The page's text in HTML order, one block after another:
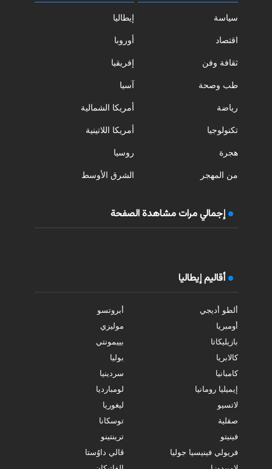
سياسة
اقتصاد
ثقافة وفن
طب وصحة
رياضة
تكنولوجيا
هجرة
من المهجر
إيطاليا
أوروبا
إفريقيا
آسيا
أمريكا الشمالية
أمريكا اللاتينية
روسيا
الشرق الأوسط
إجمالي مرات مشاهدة الصفحة
أقاليم إيطاليا
ألطو أديجي
أبروتسو
أومبريا
موليزي
بازيليكاتا
بييمونتي
كالابريا
بوليا
كامبانيا
سردينيا
إيميليا رومانيا
لومبارديا
لاتسيو
ليغوريا
صقلية
توسكانا
فينيتو
ترينتينو
فريولي فينيسيا جوليا
ڤالي داوُستا